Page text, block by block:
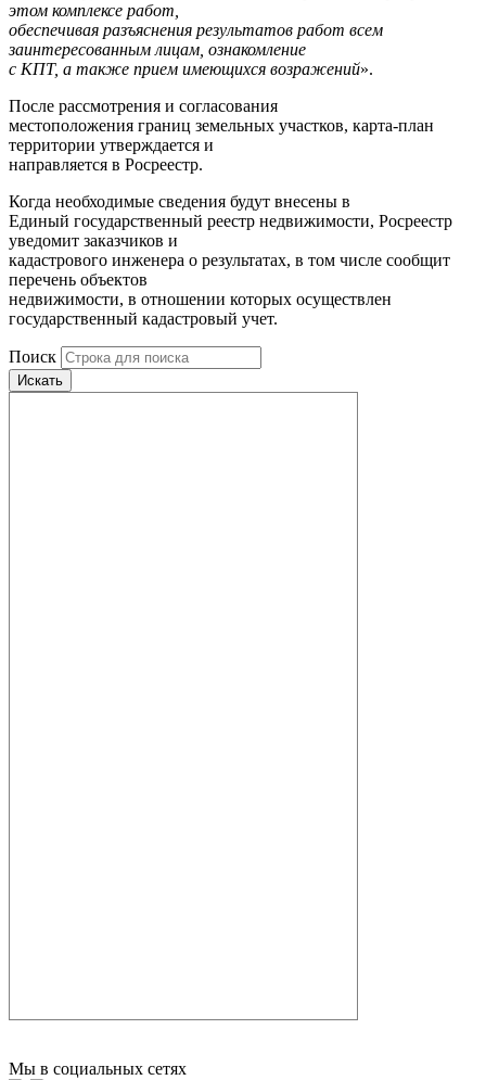
этом комплексе работ,
обеспечивая разъяснения результатов работ всем
заинтересованным лицам, ознакомление
с КПТ, а также прием имеющихся возражений».
После рассмотрения и согласования
местоположения границ земельных участков, карта-план
территории утверждается и
направляется в Росреестр.
Когда необходимые сведения будут внесены в
Единый государственный реестр недвижимости, Росреестр
уведомит заказчиков и
кадастрового инженера о результатах, в том числе сообщит
перечень объектов
недвижимости, в отношении которых осуществлен
государственный кадастровый учет.
Поиск
Искать
Мы в социальных сетях